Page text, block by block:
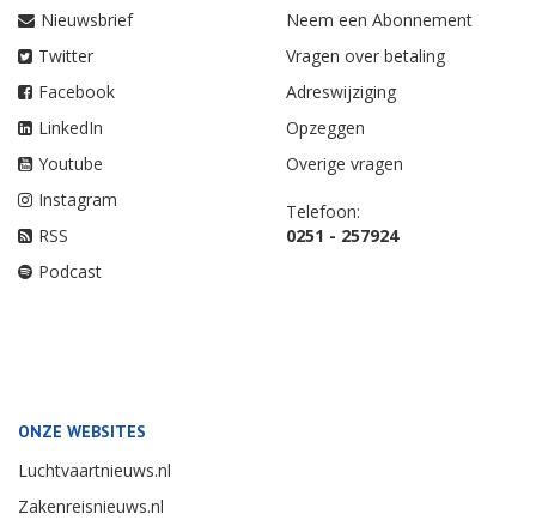
Nieuwsbrief
Twitter
Facebook
LinkedIn
Youtube
Instagram
RSS
Podcast
Neem een Abonnement
Vragen over betaling
Adreswijziging
Opzeggen
Overige vragen
Telefoon:
0251 - 257924
ONZE WEBSITES
Luchtvaartnieuws.nl
Zakenreisnieuws.nl